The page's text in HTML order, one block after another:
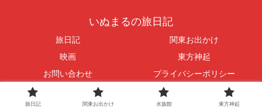
いぬまるの旅日記
旅日記
関東お出かけ
映画
東方神起
お問い合わせ
プライバシーポリシー
© 2016-2026 いぬまるの旅日記.
旅日記 関東お出かけ 水族館 東方神起